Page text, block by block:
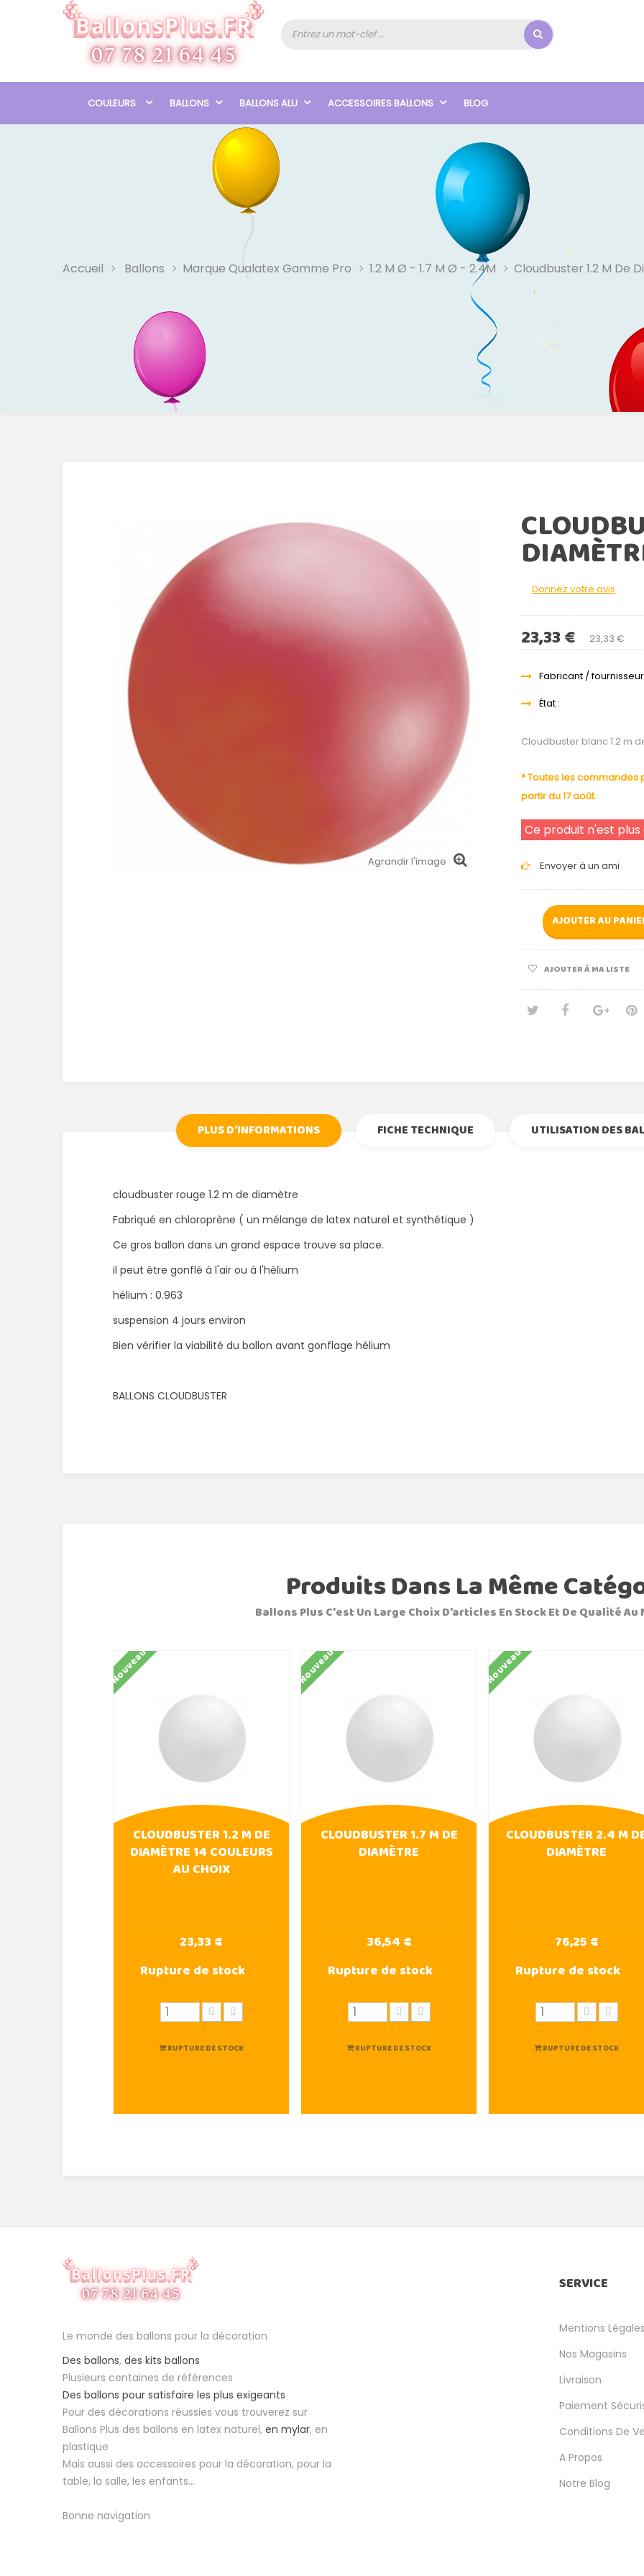
COULEURS BALLONS BALLONS ALU ACCESSOIRES BALLONS BLOG
Accueil Ballons Marque Qualatex Gamme Pro 1.2 M Ø - 1.7 M Ø - 2.4M Cloudbuster 1.2 M De
Agrandir l'image
Donnez votre avis
23,33 €
23,33 €
Fabricant /
État :
Cloudbuster blanc 1.2 m
* Toutes les commandes
partir du 17 août.
Ce produit n'est
Envoyer à un ami
AJOUTER AU
AJOUTER À MA LISTE
PLUS D'INFORMATIONS FICHE TECHNIQUE UTILISATION DES
cloudbuster rouge 1.2 m de diamètre
Fabriqué en chloroprène ( un mélange de latex naturel et synthétique )
Ce gros ballon dans un grand espace trouve sa place.
il peut être gonflé à l'air ou à l'hélium
hélium : 0.963
suspension 4 jours environ
Bien vérifier la viabilité du ballon avant gonflage hélium
BALLONS CLOUDBUSTER
Produits Dans La Même
Ballons Plus C'est Un Large Choix D'articles En Stock Et De Qualité
Nouveau
CLOUDBUSTER 1.2 M DE
DIAMÈTRE 14 COULEURS
AU CHOIX
23,33 €
Rupture de stock
RUPTURE DE STOCK
Nouveau
CLOUDBUSTER 1.7 M DE
DIAMÈTRE
36,54 €
Rupture de stock
RUPTURE DE STOCK
Nouveau
CLOUDBUSTER 2.4 M
DIAMÈTRE
76,25 €
Rupture de stock
RUPTURE DE STOCK
Le monde des ballons pour la décoration
Des ballons, des kits ballons
Plusieurs centaines de références
Des ballons pour satisfaire les plus exigeants
Pour des décorations réussies vous trouverez sur
Ballons Plus des ballons en latex naturel, en mylar, en
plastique
Mais aussi des accessoires pour la décoration, pour la
table, la salle, les enfants...
Bonne navigation
SERVICE
Mentions
Nos Magasins
Livraison
Paiement
Conditions De
A Propos
Notre Blog